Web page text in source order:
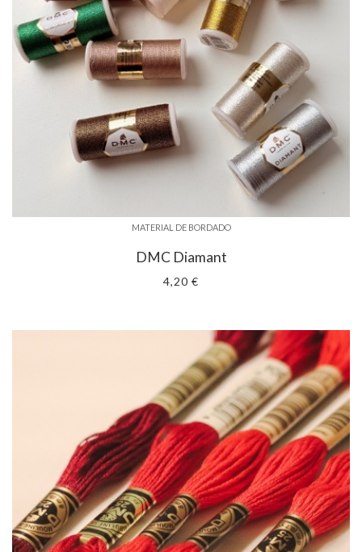
MATERIAL DE BORDADO
DMC Diamant
4,20 €